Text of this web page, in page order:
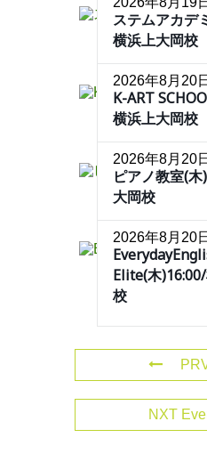
ステムアカデ
横浜上大岡校
2026年8月20
K-ART
横浜上大岡校
2026年8月20
ピアノ教室(
大岡校
2026年8月20
Elite(木
校
NXT